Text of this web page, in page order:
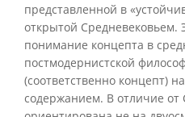
представленной в
открытой Средневековьем.
понимание концепта в
постмодернистской
(соответственно концепт)
содержанием. В отличие от